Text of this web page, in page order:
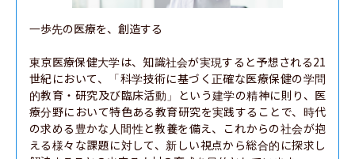
一歩先の医療を、創造する
東京医療保健大学は、知識社会が実現すると予想される21
世紀において、「科学技術に基づく正確な医療保健の学問
的教育・研究及び臨床活動」という建学の精神に則り、医
療分野において特色ある教育研究を実践することで、時代
の求める豊かな人間性と教養を備え、これからの社会が抱
える様々な課題に対して、新しい視点から総合的に探求し